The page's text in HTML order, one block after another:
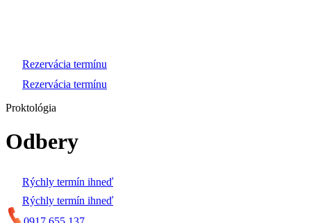
Rezervácia termínu
Rezervácia termínu
Proktológia
Odbery
Rýchly termín ihneď
Rýchly termín ihneď